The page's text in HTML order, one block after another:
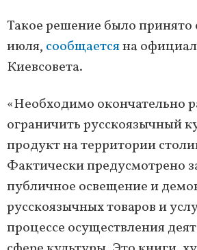
Такое решение было принято
июля, сообщаетсяна
Киевсовета.
«Необходимо окончательно
ограничить русскоязычный
продукт на территории
Фактически предусмотрено
публичное освещение и
русскоязычных товаров и
процессе осуществления